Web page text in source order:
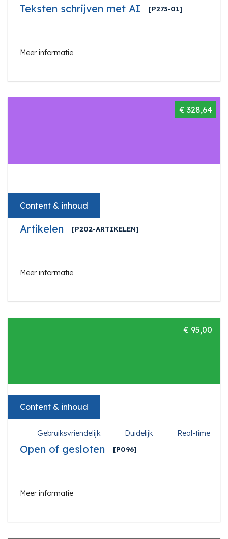
Teksten schrijven met AI [P273-01]
Meer informatie
€ 328,64
Content & inhoud
Artikelen [P202-ARTIKELEN]
Meer informatie
€ 95,00
Content & inhoud
Gebruiksvriendelijk Duidelijk Real-time
Open of gesloten [P096]
Meer informatie